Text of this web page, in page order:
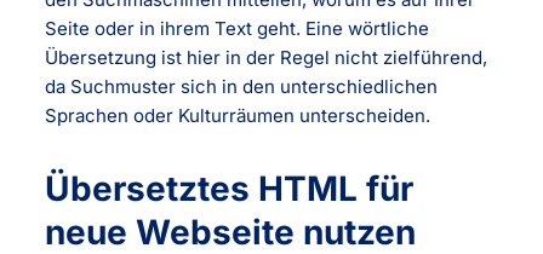
Seite oder in ihrem Text geht. Eine wörtliche
Übersetzung ist hier in der Regel nicht zielführend,
da Suchmuster sich in den unterschiedlichen
Sprachen oder Kulturräumen unterscheiden.
Übersetztes HTML für
neue Webseite nutzen